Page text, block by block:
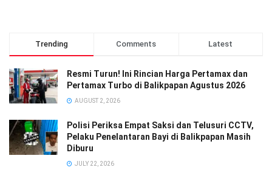
Trending Comments Latest
Resmi Turun! Ini Rincian Harga Pertamax dan
Pertamax Turbo di Balikpapan Agustus 2026
AUGUST 2, 2026
Polisi Periksa Empat Saksi dan Telusuri CCTV,
Pelaku Penelantaran Bayi di Balikpapan Masih
Diburu
JULY 22, 2026